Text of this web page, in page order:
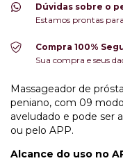
Dúvidas sobre o
Estamos prontas
Compra 100%
Sua compra e seus
Massageador de
peniano, com 09
aveludado e pode ser
ou pelo APP.
Alcance do uso no